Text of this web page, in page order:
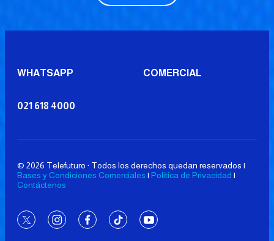
WHATSAPP COMERCIAL
021 618 4000
© 2026 Telefuturo · Todos los derechos quedan reservados |
Bases y Condiciones Comerciales | Política de Privacidad |
Contáctenos
twitterinstagramfacebooktiktok youtube